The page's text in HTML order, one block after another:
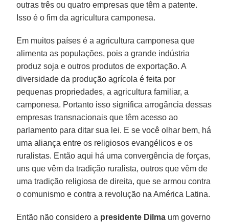
outras três ou quatro empresas que têm a patente.
Isso é o fim da agricultura camponesa.
Em muitos países é a agricultura camponesa que
alimenta as populações, pois a grande indústria
produz soja e outros produtos de exportação. A
diversidade da produção agrícola é feita por
pequenas propriedades, a agricultura familiar, a
camponesa. Portanto isso significa arrogância dessas
empresas transnacionais que têm acesso ao
parlamento para ditar sua lei. E se você olhar bem, há
uma aliança entre os religiosos evangélicos e os
ruralistas. Então aqui há uma convergência de forças,
uns que vêm da tradição ruralista, outros que vêm de
uma tradição religiosa de direita, que se armou contra
o comunismo e contra a revolução na América Latina.
Então não considero a presidente Dilma um governo